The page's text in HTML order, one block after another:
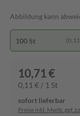
Abbildung kann
100 St
10,71 €
0,11 € / 1 St
sofort lieferbar
Preise inkl. MwSt. ggf.